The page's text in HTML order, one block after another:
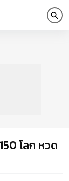
โลก หวด